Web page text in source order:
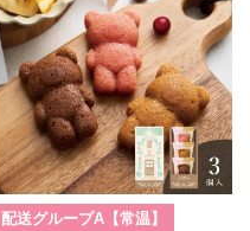
配送グループA【常温】